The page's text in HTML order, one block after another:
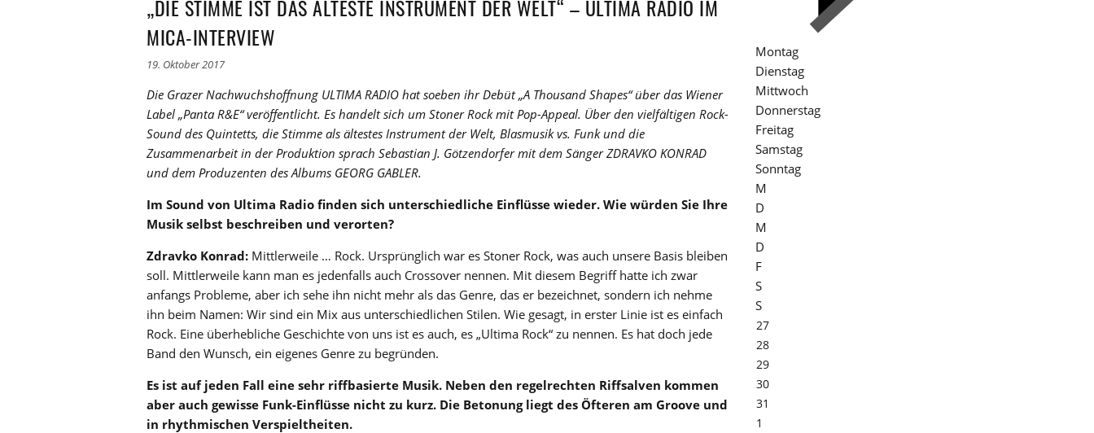
„DIE STIMME IST DAS ÄLTESTE INSTRUMENT DER WELT“ – ULTIMA RADIO IM
MICA-INTERVIEW
19. Oktober 2017
Die Grazer Nachwuchshoffnung ULTIMA RADIO hat soeben ihr Debüt „A Thousand Shapes“ über das Wiener
Label „Panta R&E“ veröffentlicht. Es handelt sich um Stoner Rock mit Pop-Appeal. Über den vielfältigen Rock-
Sound des Quintetts, die Stimme als ältestes Instrument der Welt, Blasmusik vs. Funk und die
Zusammenarbeit in der Produktion sprach Sebastian J. Götzendorfer mit dem Sänger ZDRAVKO KONRAD
und dem Produzenten des Albums GEORG GABLER.
Im Sound von Ultima Radio finden sich unterschiedliche Einflüsse wieder. Wie würden Sie Ihre
Musik selbst beschreiben und verorten?
Zdravko Konrad: Mittlerweile … Rock. Ursprünglich war es Stoner Rock, was auch unsere Basis bleiben
soll. Mittlerweile kann man es jedenfalls auch Crossover nennen. Mit diesem Begriff hatte ich zwar
anfangs Probleme, aber ich sehe ihn nicht mehr als das Genre, das er bezeichnet, sondern ich nehme
ihn beim Namen: Wir sind ein Mix aus unterschiedlichen Stilen. Wie gesagt, in erster Linie ist es einfach
Rock. Eine überhebliche Geschichte von uns ist es auch, es „Ultima Rock“ zu nennen. Es hat doch jede
Band den Wunsch, ein eigenes Genre zu begründen.
Es ist auf jeden Fall eine sehr riffbasierte Musik. Neben den regelrechten Riffsalven kommen
aber auch gewisse Funk-Einflüsse nicht zu kurz. Die Betonung liegt des Öfteren am Groove und
in rhythmischen Verspieltheiten.
Montag
Dienstag
Mittwoch
Donnerstag
Freitag
Samstag
Sonntag
M
D
M
D
F
S
S
27
28
29
30
31
1